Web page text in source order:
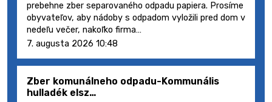
prebehne zber separovaného odpadu papiera. Prosíme
obyvateľov, aby nádoby s odpadom vyložili pred dom v
nedeľu večer, nakoľko firma…
7. augusta 2026 10:48
Zber komunálneho odpadu-Kommunális
hulladék elsz…